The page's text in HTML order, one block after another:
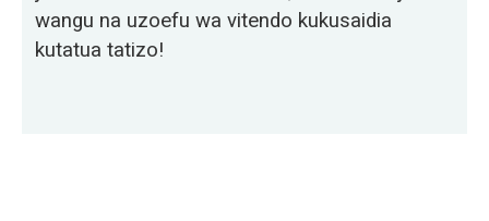
wangu na uzoefu wa vitendo kukusaidia
kutatua tatizo!